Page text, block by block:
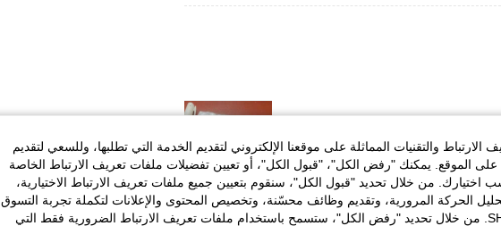
مفيد (0)
والتقنيات المماثلة على موقعنا الإلكتروني لتقديم الخدمة التي تطلبها، وللسعي لتقديم
الموقع. يمكنك "رفض الكل"، "قبول الكل"، أو تعيين تفضيلات ملفات تعريف الارتباط الخاصة
من خلال تحديد "قبول الكل"، سنقوم بتعيين جميع ملفات تعريف الارتباط الاختيارية،
الحركة المرورية، وتقديم وظائف محسّنة، وتخصيص المحتوى والإعلانات لتكملة تجربة التسوق
الخاصة بك مع SHEIN. من خلال تحديد "رفض الكل"، ستسمح باستخدام ملفات تعريف الارتباط الضرورية فقط التي